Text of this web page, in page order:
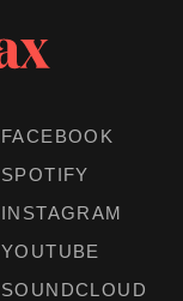
FACEBOOK
SPOTIFY
INSTAGRAM
YOUTUBE
SOUNDCLOUD